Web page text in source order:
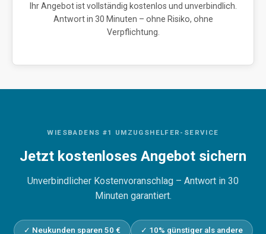
Ihr Angebot ist vollständig kostenlos und unverbindlich.
Antwort in 30 Minuten – ohne Risiko, ohne
Verpflichtung.
WIESBADENS #1 UMZUGSHELFER-SERVICE
Jetzt kostenloses Angebot sichern
Unverbindlicher Kostenvoranschlag – Antwort in 30
Minuten garantiert.
✓ Neukunden sparen 50 € ✓ 10% günstiger als andere